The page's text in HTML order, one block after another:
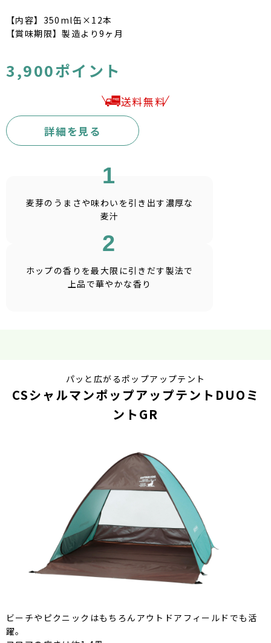
【内容】350ml缶×12本
【賞味期限】製造より9ヶ月
3,900ポイント
送料無料
詳細を見る
1
麦芽のうまさや味わいを引き出す濃厚な
麦汁
2
ホップの香りを最大限に引きだす製法で
上品で華やかな香り
パッと広がるポップアップテント
CSシャルマンポップアップテントDUOミ
ントGR
ビーチやピクニックはもちろんアウトドアフィールドでも活
躍。